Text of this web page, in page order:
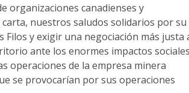
organizaciones canadienses y
nuestros saludos solidarios por su
y exigir una negociación más justa
ante los enormes impactos
operaciones de la empresa minera
se provocarían por sus operaciones